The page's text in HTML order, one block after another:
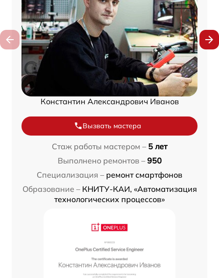
Константин Александрович Иванов
Вызвать мастера
Стаж работы мастером – 5 лет
Выполнено ремонтов – 950
Специализация – ремонт смартфонов
Образование – КНИТУ-КАИ, «Автоматизация
технологических процессов»